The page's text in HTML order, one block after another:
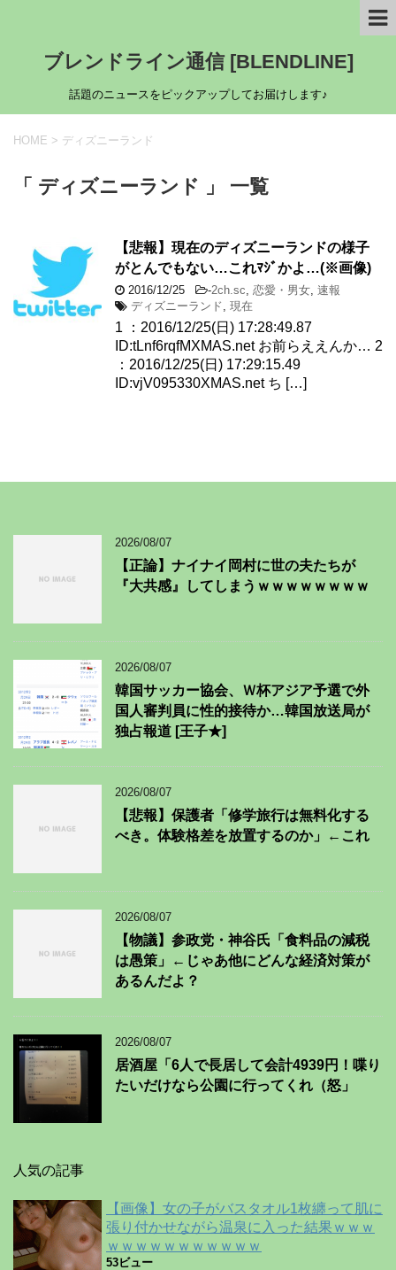
ブレンドライン通信 [BLENDLINE]
話題のニュースをピックアップしてお届けします♪
HOME > ディズニーランド
「 ディズニーランド 」 一覧
【悲報】現在のディズニーランドの様子
がとんでもない…これﾏｼﾞかよ…(※画像)
2016/12/25 -2ch.sc 恋愛・男女 速報
ディズニーランド 現在
1 ：2016/12/25(日) 17:28:49.87
ID:tLnf6rqfMXMAS.net お前らええんか… 2
：2016/12/25(日) 17:29:15.49
ID:vjV095330XMAS.net ち […]
2026/08/07
【正論】ナイナイ岡村に世の夫たちが
『大共感』してしまうｗｗｗｗｗｗｗｗ
2026/08/07
韓国サッカー協会、Ｗ杯アジア予選で外
国人審判員に性的接待か…韓国放送局が
独占報道 [王子★]
2026/08/07
【悲報】保護者「修学旅行は無料化する
べき。体験格差を放置するのか」←これ
2026/08/07
【物議】参政党・神谷氏「食料品の減税
は愚策」←じゃあ他にどんな経済対策が
あるんだよ？
2026/08/07
居酒屋「6人で長居して会計4939円！喋り
たいだけなら公園に行ってくれ（怒」
人気の記事
【画像】女の子がバスタオル1枚纏って肌に
張り付かせながら温泉に入った結果ｗｗｗ
ｗｗｗｗｗｗｗｗｗｗｗ
53ビュー